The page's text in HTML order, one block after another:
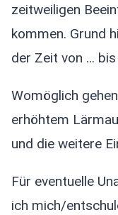
zeitweiligen
kommen. Grund
der Zeit von …
Womöglich
erhöhtem
und die weitere
Für eventuelle
ich mich/